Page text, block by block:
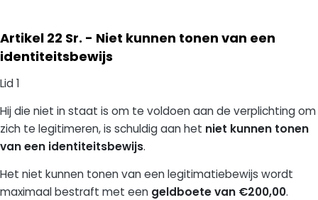
Artikel 22 Sr. - Niet kunnen tonen van een
identiteitsbewijs
Lid 1
Hij die niet in staat is om te voldoen aan de verplichting om
zich te legitimeren, is schuldig aan het niet kunnen tonen
van een identiteitsbewijs.
Het niet kunnen tonen van een legitimatiebewijs wordt
maximaal bestraft met een geldboete van €200,00.